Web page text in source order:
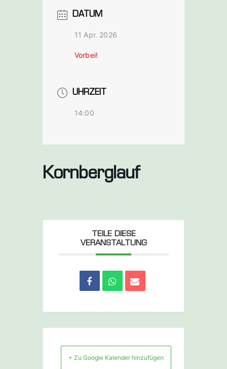
DATUM
11 Apr. 2026
Vorbei!
UHRZEIT
14:00
Kornberglauf
TEILE DIESE
VERANSTALTUNG
+ Zu Google Kalender hinzufügen